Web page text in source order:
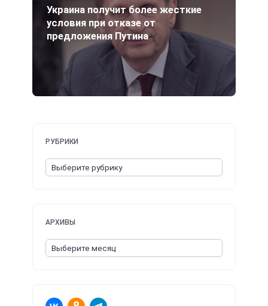
Украина получит более жесткие
условия при отказе от
предложения Путина
РУБРИКИ
АРХИВЫ